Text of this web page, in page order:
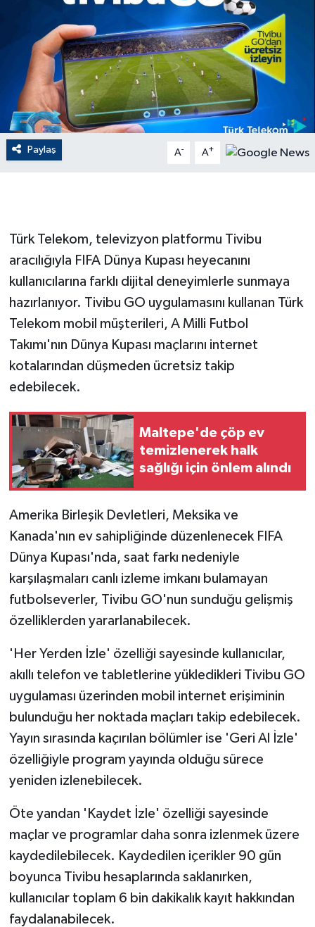
Paylaş A- A+
Türk Telekom, televizyon platformu Tivibu
aracılığıyla FIFA Dünya Kupası heyecanını
kullanıcılarına farklı dijital deneyimlerle sunmaya
hazırlanıyor. Tivibu GO uygulamasını kullanan Türk
Telekom mobil müşterileri, A Milli Futbol
Takımı'nın Dünya Kupası maçlarını internet
kotalarından düşmeden ücretsiz takip
edebilecek.
Maltepe'de çöp ev
temizlenerek halk
sağlığı için önlem alındı
Amerika Birleşik Devletleri, Meksika ve
Kanada'nın ev sahipliğinde düzenlenecek FIFA
Dünya Kupası'nda, saat farkı nedeniyle
karşılaşmaları canlı izleme imkanı bulamayan
futbolseverler, Tivibu GO'nun sunduğu gelişmiş
özelliklerden yararlanabilecek.
'Her Yerden İzle' özelliği sayesinde kullanıcılar,
akıllı telefon ve tabletlerine yükledikleri Tivibu GO
uygulaması üzerinden mobil internet erişiminin
bulunduğu her noktada maçları takip edebilecek.
Yayın sırasında kaçırılan bölümler ise 'Geri Al İzle'
özelliğiyle program yayında olduğu sürece
yeniden izlenebilecek.
Öte yandan 'Kaydet İzle' özelliği sayesinde
maçlar ve programlar daha sonra izlenmek üzere
kaydedilebilecek. Kaydedilen içerikler 90 gün
boyunca Tivibu hesaplarında saklanırken,
kullanıcılar toplam 6 bin dakikalık kayıt hakkından
faydalanabilecek.
EKONOMİ
English News
Finans
Flaş Haber
GÜNDEM
Güvenlik
HABERDE İNSAN
İş Dünyası
Jandarma
Kadın
MAGAZİN
Otomobil
POLİTİKA
SİYASET
SPOR HABERLERİ
Turizm
ÜLKE GÜNDEMİ
YAŞAM
YEREL